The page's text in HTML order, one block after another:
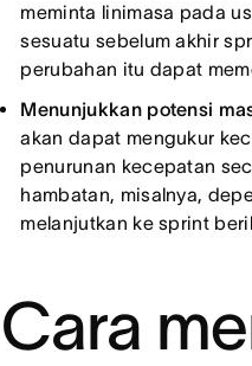
meminta linimasa pada
sesuatu sebelum akhir
perubahan itu dapat
Menunjukkan potensi
akan dapat mengukur
penurunan kecepatan
hambatan, misalnya,
melanjutkan ke sprint
Cara